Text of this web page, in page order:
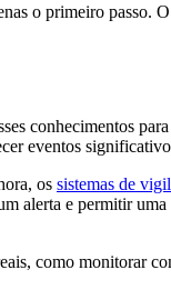
o primeiro passo.
conhecimentos
eventos
os sistemas de
alerta e permitir
como monitorar